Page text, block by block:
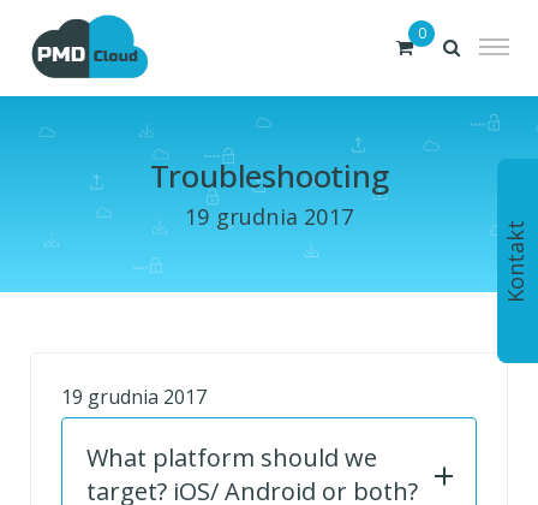
0
Troubleshooting
19 grudnia 2017
19 grudnia 2017
What platform should we
target? iOS/ Android or both?
Kontakt